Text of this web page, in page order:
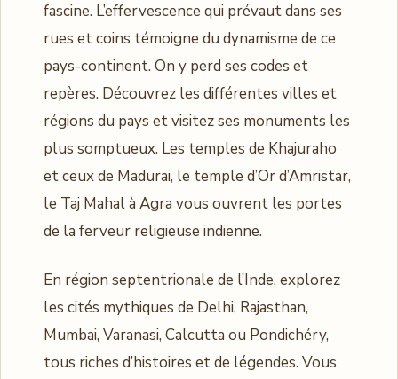
fascine. L’effervescence qui prévaut dans ses
rues et coins témoigne du dynamisme de ce
pays-continent. On y perd ses codes et
repères. Découvrez les différentes villes et
régions du pays et visitez ses monuments les
plus somptueux. Les temples de Khajuraho
et ceux de Madurai, le temple d’Or d’Amristar,
le Taj Mahal à Agra vous ouvrent les portes
de la ferveur religieuse indienne.
En région septentrionale de l’Inde, explorez
les cités mythiques de Delhi, Rajasthan,
Mumbai, Varanasi, Calcutta ou Pondichéry,
tous riches d’histoires et de légendes. Vous